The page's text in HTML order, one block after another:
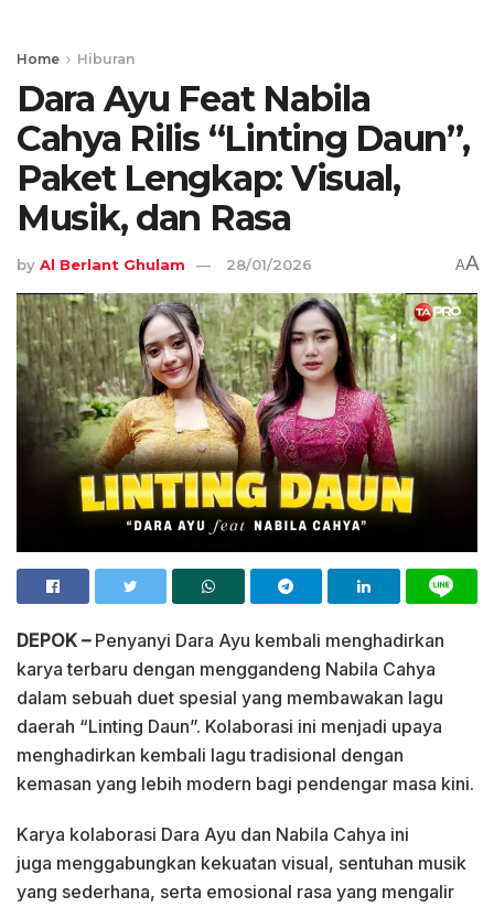
Home Hiburan
Dara Ayu Feat Nabila
Cahya Rilis “Linting Daun”,
Paket Lengkap: Visual,
Musik, dan Rasa
by Al Berlant Ghulam 28/01/2026 AA
DEPOK – Penyanyi Dara Ayu kembali menghadirkan
karya terbaru dengan menggandeng Nabila Cahya
dalam sebuah duet spesial yang membawakan lagu
daerah “Linting Daun”. Kolaborasi ini menjadi upaya
menghadirkan kembali lagu tradisional dengan
kemasan yang lebih modern bagi pendengar masa kini.
Karya kolaborasi Dara Ayu dan Nabila Cahya ini
juga menggabungkan kekuatan visual, sentuhan musik
yang sederhana, serta emosional rasa yang mengalir